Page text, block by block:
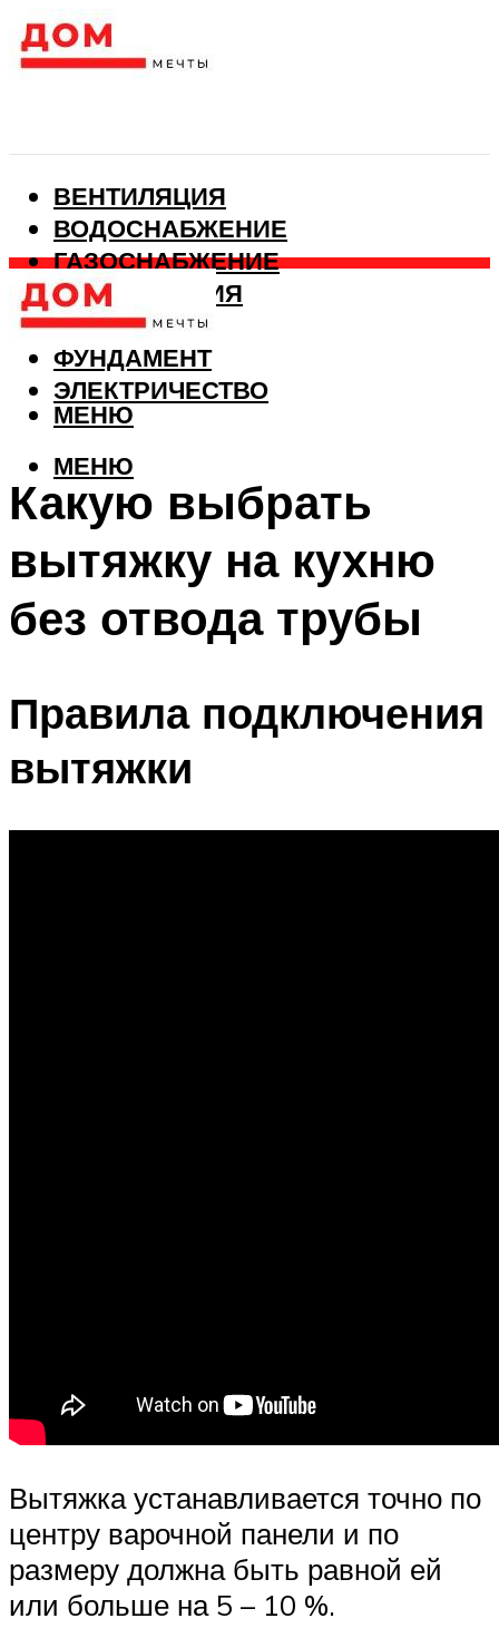
ВЕНТИЛЯЦИЯ
ВОДОСНАБЖЕНИЕ
ГАЗОСНАБЖЕНИЕ
КАНАЛИЗАЦИЯ
ОТОПЛЕНИЕ
ФУНДАМЕНТ
ЭЛЕКТРИЧЕСТВО
МЕНЮ
МЕНЮ
Какую выбрать
вытяжку на кухню
без отвода трубы
Правила подключения
вытяжки
Вытяжка устанавливается точно по
центру варочной панели и по
размеру должна быть равной ей
или больше на 5 – 10 %.